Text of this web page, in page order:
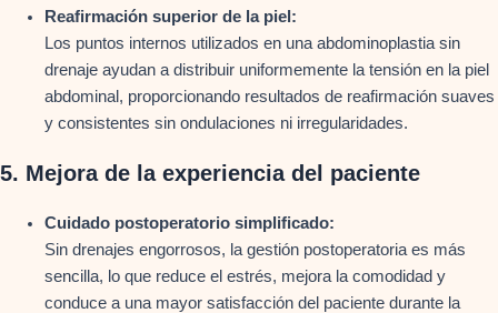
Reafirmación superior de la piel:
Los puntos internos utilizados en una abdominoplastia sin
drenaje ayudan a distribuir uniformemente la tensión en la piel
abdominal, proporcionando resultados de reafirmación suaves
y consistentes sin ondulaciones ni irregularidades.
5. Mejora de la experiencia del paciente
Cuidado postoperatorio simplificado:
Sin drenajes engorrosos, la gestión postoperatoria es más
sencilla, lo que reduce el estrés, mejora la comodidad y
conduce a una mayor satisfacción del paciente durante la